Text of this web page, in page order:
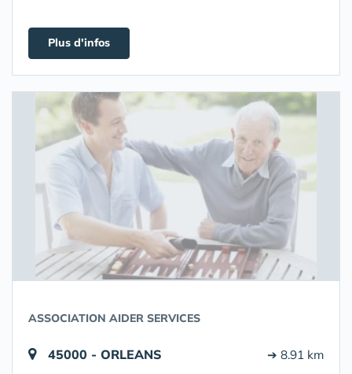
Plus d'infos
ASSOCIATION AIDER SERVICES
45000 - ORLEANS ➔ 8.91 km